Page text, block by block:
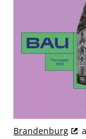
Brandenburg